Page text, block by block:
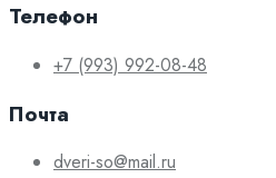
Телефон
+7 (993) 992-08-48
Почта
dveri-so@mail.ru